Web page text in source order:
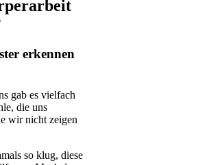
erkennen
gab es vielfach
die uns
wir nicht zeigen
so klug, diese